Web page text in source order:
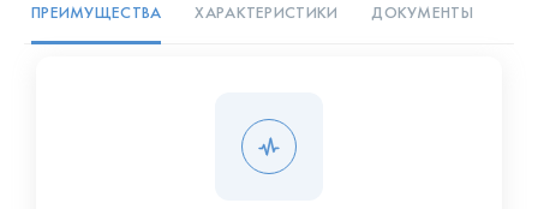
ПРЕИМУЩЕСТВА ХАРАКТЕРИСТИКИ ДОКУМЕНТЫ